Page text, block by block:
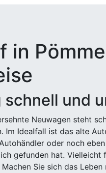
in
schnell und
Neuwagen steht
Im Idealfall ist das alte
oder noch
gefunden hat.
Sie sich das